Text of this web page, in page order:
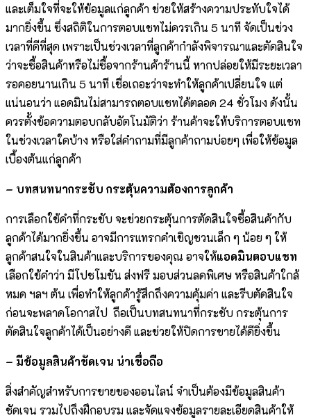
และเต็มใจที่จะให้ข้อมูลแก่ลูกค้า ช่วยให้สร้างความประทับใจได้
มากยิ่งขึ้น ซึ่งสถิติในการตอบแชทไม่ควรเกิน 5 นาที จัดเป็นช่วง
เวลาที่ดีที่สุด เพราะเป็นช่วงเวลาที่ลูกค้ากำลังพิจารณาและตัดสินใจ
ว่าจะซื้อสินค้าหรือไม่ซื้อจากร้านค้าร้านนี้ หากปล่อยให้มีระยะเวลา
รอคอยนานเกิน 5 นาที เชื่อเถอะว่าจะทำให้ลูกค้าเปลี่ยนใจ แต่
แน่นอนว่า แอดมินไม่สามารถตอบแชทได้ตลอด 24 ชั่วโมง ดังนั้น
ควรตั้งข้อความตอบกลับอัตโนมัติว่า ร้านค้าจะให้บริการตอบแชท
ในช่วงเวลาใดบ้าง หรือใส่คำถามที่มีลูกค้าถามบ่อยๆ เพื่อให้ข้อมูล
เบื้องต้นแก่ลูกค้า
– บทสนทนากระชับ กระตุ้นความต้องการลูกค้า
การเลือกใช้คำที่กระชับ จะช่วยกระตุ้นการตัดสินใจซื้อสินค้ากับ
ลูกค้าได้มากยิ่งขึ้น อาจมีการแทรกคำเชิญชวนเล็ก ๆ น้อย ๆ ให้
ลูกค้าสนใจในสินค้าและบริการของคุณ อาจให้แอดมินตอบแชท
เลือกใช้คำว่า มีโปชโมชัน ส่งฟรี มอบส่วนลดพิเศษ หรือสินค้าใกล้
หมด ฯลฯ ต้น เพื่อทำให้ลูกค้ารู้สึกถึงความคุ้มค่า และรีบตัดสินใจ
ก่อนจะพลาดโอกาสไป ถือเป็นบทสนทนาที่กระชับ กระตุ้นการ
ตัดสินใจลูกค้าได้เป็นอย่างดี และช่วยให้ปิดการขายได้ดียิ่งขึ้น
– มีข้อมูลสินค้าชัดเจน น่าเชื่อถือ
สิ่งสำคัญสำหรับการขายของออนไลน์ จำเป็นต้องมีข้อมูลสินค้า
ชัดเจน รวมไปถึงฝึกอบรม และจัดแจงข้อมูลรายละเอียดสินค้าให้